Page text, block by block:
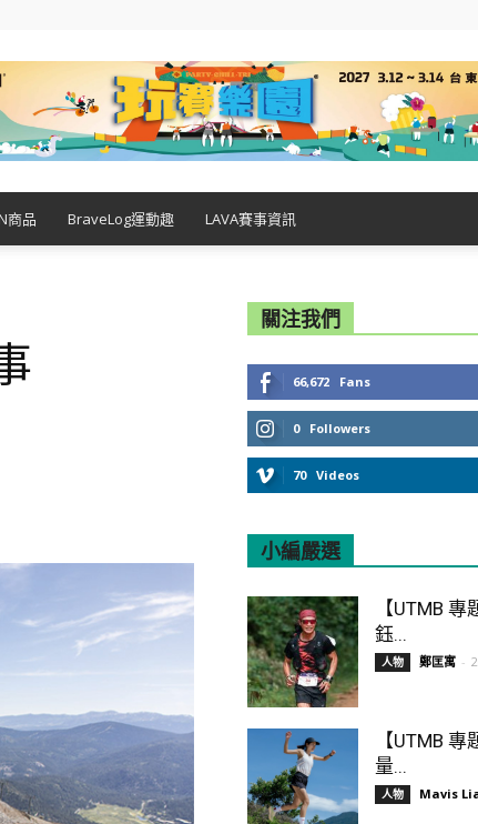
商品 BraveLog運動趣 LAVA賽事資訊
關注我們
66,672 Fans
0 Followers
70 Videos
小編嚴選
【UTMB
鈺...
人物 鄭匡寓 -
【UTMB
量...
人物 Mavis